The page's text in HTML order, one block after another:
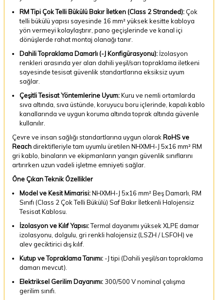
RM Tipi Çok Telli Bükülü Bakır İletken (Class 2 Stranded): Çok
telli bükülü yapısı sayesinde 16 mm² yüksek kesitte kabloya
yön vermeyi kolaylaştırır, pano geçişlerinde ve kanal içi
dönüşlerde rahat montaj olanağı tanır.
Dahili Topraklama Damarlı (-J Konfigürasyonu): İzolasyon
renkleri arasında yer alan dahili yeşil/sarı topraklama iletkeni
sayesinde tesisat güvenlik standartlarına eksiksiz uyum
sağlar.
Çeşitli Tesisat Yöntemlerine Uyum:Kuru ve nemli ortamlarda
sıva altında, sıva üstünde, koruyucu boru içlerinde, kapalı kablo
kanallarında ve uygun koruma altında toprak altında güvenle
kullanılır.
Çevre ve insan sağlığı standartlarına uygun olarak RoHS ve
Reachdirektifleriyle tam uyumlu üretilen NHXMH-J 5x16 mm² RM
gri kablo, binaların ve ekipmanların yangın güvenlik sınıflarını
artırırken uzun vadeli işletme emniyeti sağlar.
Öne Çıkan Teknik Özellikler
Model ve Kesit Mimarisi:NHXMH-J 5x16 mm² Beş Damarlı, RM
Sınıfı (Class 2 Çok Telli Bükülü) Saf Bakır İletkenli Halojensiz
Tesisat Kablosu.
İzolasyon ve Kılıf Yapısı:Termal dayanımı yüksek XLPE damar
izolasyonu, dolgulu, gri renkli halojensiz (LSZH / LSFOH) ve
alev geciktirici dış kılıf.
Kutup ve Topraklama Tanımı: -J tipi (Dahili yeşil/sarı topraklama
damarı mevcut).
Elektriksel Gerilim Dayanımı: 300/500 V nominal çalışma
gerilim sınıfı.